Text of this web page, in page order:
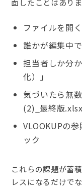
ファイルを開
誰かが編集中
担当者しか分
化）」
気づいたら無
(2)_最終版.xlsx
VLOOKUPの
ック
これらの課題が蓄
レスになるだけで